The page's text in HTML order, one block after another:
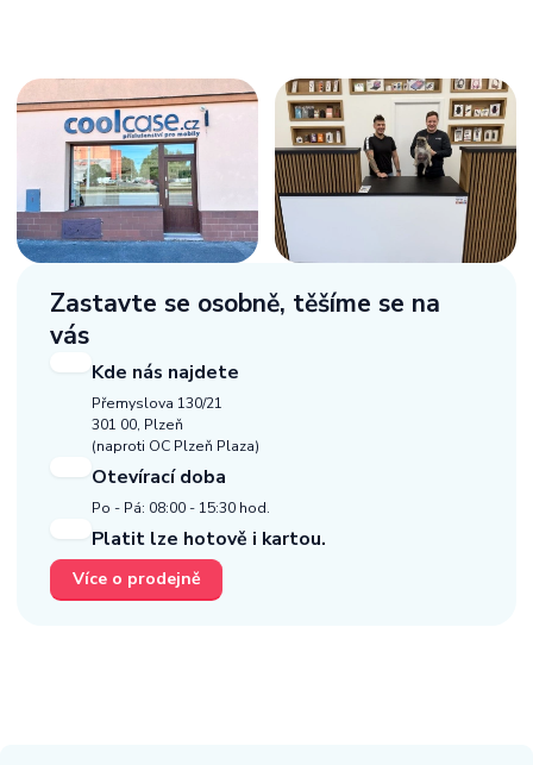
Zastavte se osobně, těšíme se na
vás
Kde nás najdete
Přemyslova 130/21
301 00, Plzeň
(naproti OC Plzeň Plaza)
Otevírací doba
Po - Pá: 08:00 - 15:30 hod.
Platit lze hotově i kartou.
Více o prodejně